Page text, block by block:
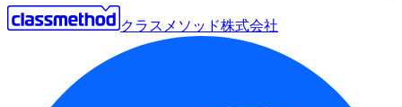
クラスメソッド株式会社